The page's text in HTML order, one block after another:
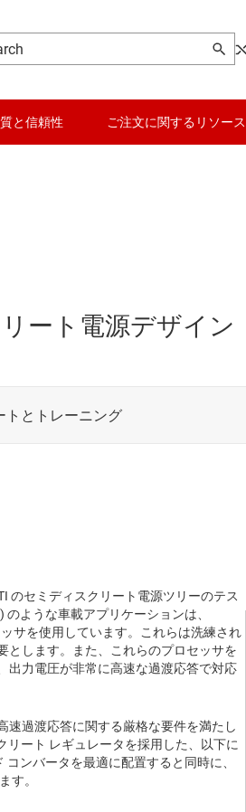
と信頼性 ご注文に関するリソース
ート電源デザイン
のセミディスクリート電源ツリーのテス
ような車載アプリケーションは、
サを使用しています。これらは洗練され
とします。また、これらのプロセッサを
出力電圧が非常に高速な過渡応答で対応
速過渡応答に関する厳格な要件を満たし
リート レギュレータを採用した、以下に
ンバータを最適に配置すると同時に、
す。